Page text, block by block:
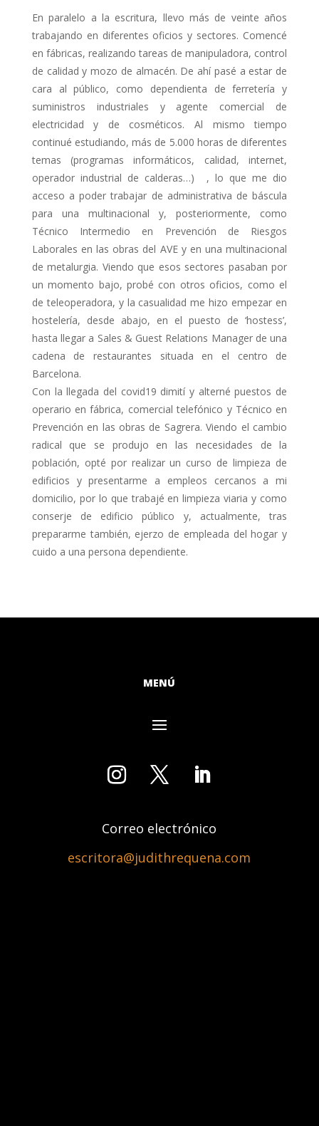
En paralelo a la escritura, llevo más de veinte años
trabajando en diferentes oficios y sectores. Comencé
en fábricas, realizando tareas de manipuladora, control
de calidad y mozo de almacén. De ahí pasé a estar de
cara al público, como dependienta de ferretería y
suministros industriales y agente comercial de
electricidad y de cosméticos. Al mismo tiempo
continué estudiando, más de 5.000 horas de diferentes
temas (programas informáticos, calidad, internet,
operador industrial de calderas…) , lo que me dio
acceso a poder trabajar de administrativa de báscula
para una multinacional y, posteriormente, como
Técnico Intermedio en Prevención de Riesgos
Laborales en las obras del AVE y en una multinacional
de metalurgia. Viendo que esos sectores pasaban por
un momento bajo, probé con otros oficios, como el
de teleoperadora, y la casualidad me hizo empezar en
hostelería, desde abajo, en el puesto de ‘hostess’,
hasta llegar a Sales & Guest Relations Manager de una
cadena de restaurantes situada en el centro de
Barcelona.
Con la llegada del covid19 dimití y alterné puestos de
operario en fábrica, comercial telefónico y Técnico en
Prevención en las obras de Sagrera. Viendo el cambio
radical que se produjo en las necesidades de la
población, opté por realizar un curso de limpieza de
edificios y presentarme a empleos cercanos a mi
domicilio, por lo que trabajé en limpieza viaria y como
conserje de edificio público y, actualmente, tras
prepararme también, ejerzo de empleada del hogar y
cuido a una persona dependiente.
MENÚ
Correo electrónico
escritora@judithrequena.com